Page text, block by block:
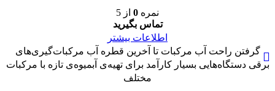
نمره 0 از 5
تماس بگیرید
اطلاعات بیشتر
گرفتن راحت آب مرکبات تا آخرین قطره آب مرکبات‌گیری‌های
برقی دستگاه‌هایی بسیار کارآمد برای تهیه‌ی آبمیوه‌ی تازه با مرکبات
مختلف